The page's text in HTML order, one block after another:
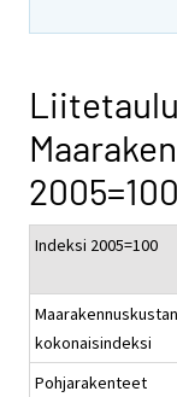
Indeksi 2005=100
kokonaisindeksi
Pohjarakenteet